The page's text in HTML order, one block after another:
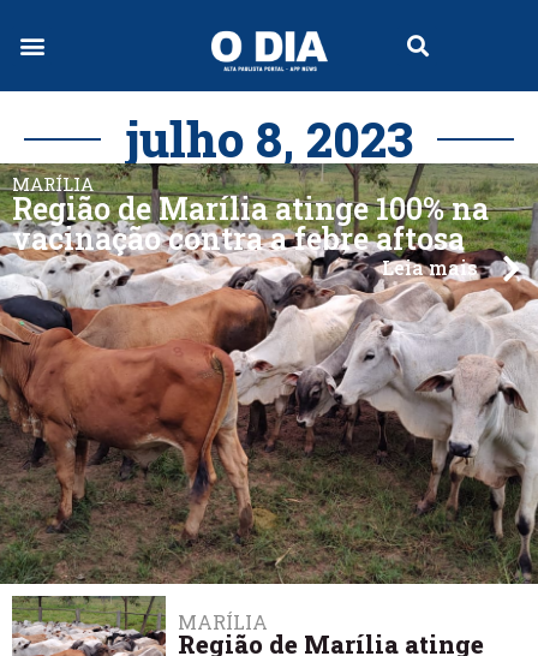
julho 8, 2023
MARÍLIA
Região de Marília atinge 100% na
vacinação contra a febre aftosa
Leia mais
MARÍLIA
Região de Marília atinge